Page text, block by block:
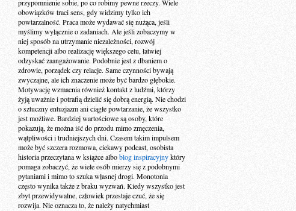
przypomnienie sobie, po co robimy pewne rzeczy. Wiele
obowiązków traci sens, gdy widzimy tylko ich
powtarzalność. Praca może wydawać się nużąca, jeśli
myślimy wyłącznie o zadaniach. Ale jeśli zobaczymy w
niej sposób na utrzymanie niezależności, rozwój
kompetencji albo realizację większego celu, łatwiej
odzyskać zaangażowanie. Podobnie jest z dbaniem o
zdrowie, porządek czy relacje. Same czynności bywają
zwyczajne, ale ich znaczenie może być bardzo głębokie.
Motywację wzmacnia również kontakt z ludźmi, którzy
żyją uważnie i potrafią dzielić się dobrą energią. Nie chodzi
o sztuczny entuzjazm ani ciągłe powtarzanie, że wszystko
jest możliwe. Bardziej wartościowe są osoby, które
pokazują, że można iść do przodu mimo zmęczenia,
wątpliwości i trudniejszych dni. Czasem takim impulsem
może być szczera rozmowa, ciekawy podcast, osobista
historia przeczytana w książce alboblog inspiracyjnyktóry
pomaga zobaczyć, że wiele osób mierzy się z podobnymi
pytaniami i mimo to szuka własnej drogi. Monotonia
często wynika także z braku wyzwań. Kiedy wszystko jest
zbyt przewidywalne, człowiek przestaje czuć, że się
rozwija. Nie oznacza to, że należy natychmiast